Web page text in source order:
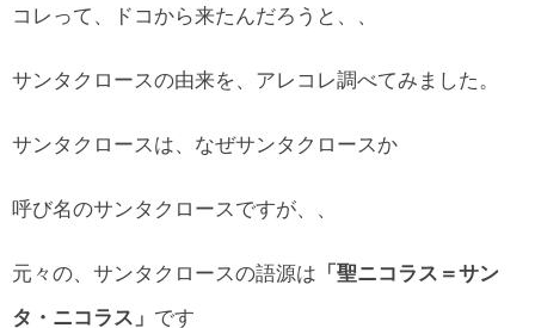
コレって、ドコから来たんだろうと、、
サンタクロースの由来を、アレコレ調べてみました。
サンタクロースは、なぜサンタクロースか
呼び名のサンタクロースですが、、
元々の、サンタクロースの語源は 「聖ニコラス＝サン
タ・ニコラス」 です